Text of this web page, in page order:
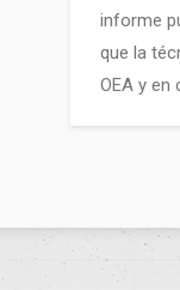
informe
que la
OEA y en